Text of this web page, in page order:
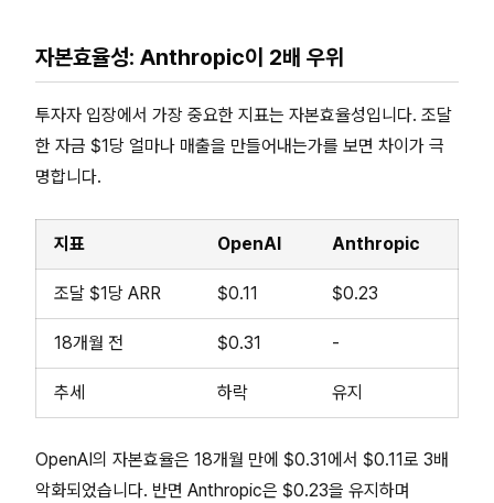
자본효율성: Anthropic이 2배 우위
투자자 입장에서 가장 중요한 지표는 자본효율성입니다. 조달
한 자금 $1당 얼마나 매출을 만들어내는가를 보면 차이가 극
명합니다.
지표 OpenAI Anthropic
조달 $1당 ARR $0.11 $0.23
18개월 전 $0.31 -
추세 하락 유지
OpenAI의 자본효율은 18개월 만에 $0.31에서 $0.11로 3배
악화되었습니다. 반면 Anthropic은 $0.23을 유지하며